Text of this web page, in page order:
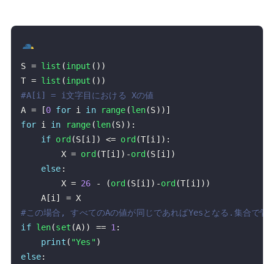
S = list (input ( ) )
T = list (input ( ) )
#A[i] = i文字目における Xの値
A = [0 for i in range (len(S) ) ]
for i in range (len(S) ) :
if ord(S[i ] ) <= ord(T[i ] ) :
        X
= ord(T[i ] ) -ord(S [i ] )
else :
        X
= 26 - (ord (S[i ] ) -ord(T[ i ] ) )
    A
[i ] =
#この場合, すべてのAの値が同じであればYesとなる.集合で管
if len(set (A) ) == 1 :
print ( "Yes")
else: